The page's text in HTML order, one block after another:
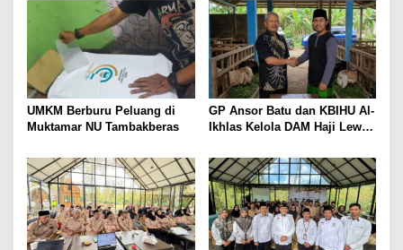
UMKM Berburu Peluang di
Muktamar NU Tambakberas
GP Ansor Batu dan KBIHU Al-
Ikhlas Kelola DAM Haji Lewat